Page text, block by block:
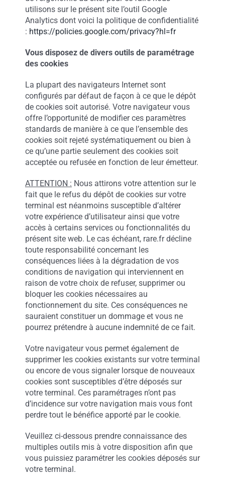
utilisons sur le présent site l’outil Google
Analytics dont voici la politique de confidentialité
: https://policies.google.com/privacy?hl=fr
Vous disposez de divers outils de paramétrage
des cookies
La plupart des navigateurs Internet sont
configurés par défaut de façon à ce que le dépôt
de cookies soit autorisé. Votre navigateur vous
offre l’opportunité de modifier ces paramètres
standards de manière à ce que l’ensemble des
cookies soit rejeté systématiquement ou bien à
ce qu’une partie seulement des cookies soit
acceptée ou refusée en fonction de leur émetteur.
ATTENTION : Nous attirons votre attention sur le
fait que le refus du dépôt de cookies sur votre
terminal est néanmoins susceptible d’altérer
votre expérience d’utilisateur ainsi que votre
accès à certains services ou fonctionnalités du
présent site web. Le cas échéant, rare.fr décline
toute responsabilité concernant les
conséquences liées à la dégradation de vos
conditions de navigation qui interviennent en
raison de votre choix de refuser, supprimer ou
bloquer les cookies nécessaires au
fonctionnement du site. Ces conséquences ne
sauraient constituer un dommage et vous ne
pourrez prétendre à aucune indemnité de ce fait.
Votre navigateur vous permet également de
supprimer les cookies existants sur votre terminal
ou encore de vous signaler lorsque de nouveaux
cookies sont susceptibles d’être déposés sur
votre terminal. Ces paramétrages n’ont pas
d’incidence sur votre navigation mais vous font
perdre tout le bénéfice apporté par le cookie.
Veuillez ci-dessous prendre connaissance des
multiples outils mis à votre disposition afin que
vous puissiez paramétrer les cookies déposés sur
votre terminal.